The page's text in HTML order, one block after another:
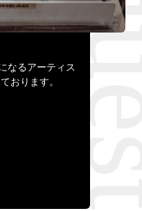
なるアーティス
おります。